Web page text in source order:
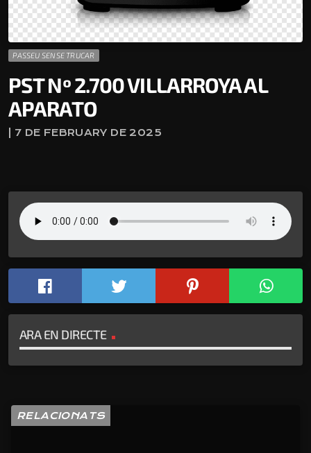
PASSEU SENSE TRUCAR
PST Nº 2.700 VILLARROYA AL
APARATO
| 7 DE FEBRUARY DE 2025
ARA EN DIRECTE
RELACIONATS